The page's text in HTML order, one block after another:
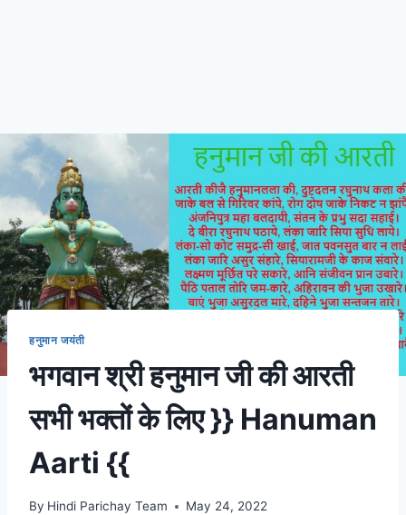
हनुमान जयंती
भगवान श्री हनुमान जी की आरती
सभी भक्तों के लिए }} Hanuman
Aarti {{
By Hindi Parichay Team May 24, 2022